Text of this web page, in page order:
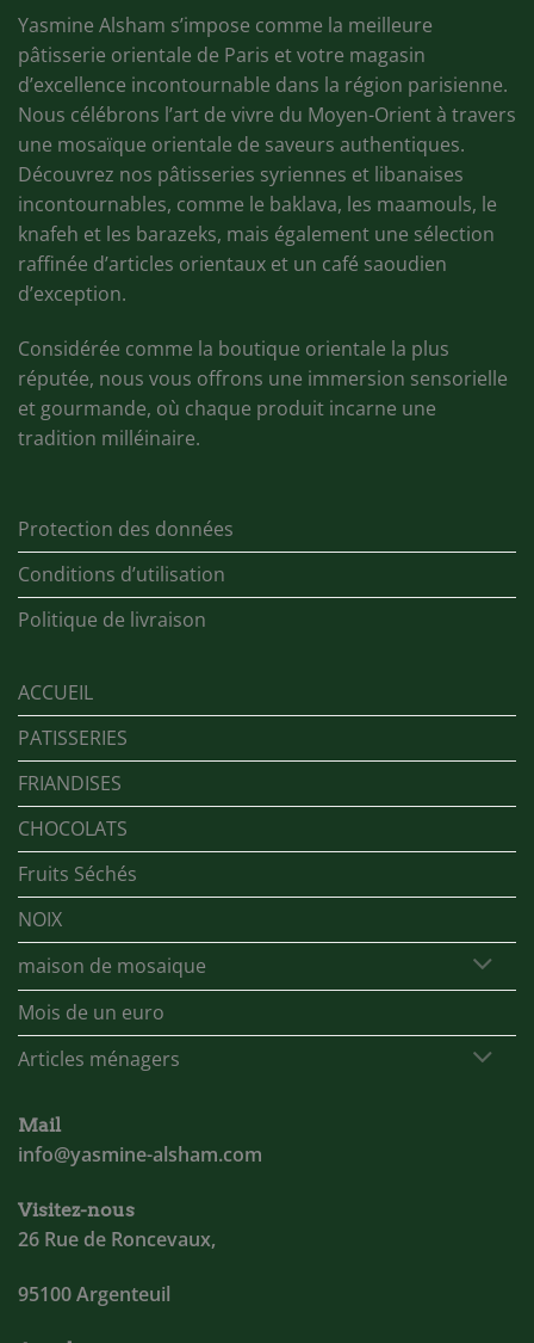
Yasmine Alsham s’impose comme la meilleure
pâtisserie orientale de Paris et votre magasin
d’excellence incontournable dans la région parisienne.
Nous célébrons l’art de vivre du Moyen-Orient à travers
une mosaïque orientale de saveurs authentiques.
Découvrez nos pâtisseries syriennes et libanaises
incontournables, comme le baklava, les maamouls, le
knafeh et les barazeks, mais également une sélection
raffinée d’articles orientaux et un café saoudien
d’exception.
Considérée comme la boutique orientale la plus
réputée, nous vous offrons une immersion sensorielle
et gourmande, où chaque produit incarne une
tradition milléinaire.
Protection des données
Conditions d’utilisation
Politique de livraison
ACCUEIL
PATISSERIES
FRIANDISES
CHOCOLATS
Fruits Séchés
NOIX
maison de mosaique
Mois de un euro
Articles ménagers
Mail
info@yasmine-alsham.com
Visitez-nous
26 Rue de Roncevaux,
95100 Argenteuil